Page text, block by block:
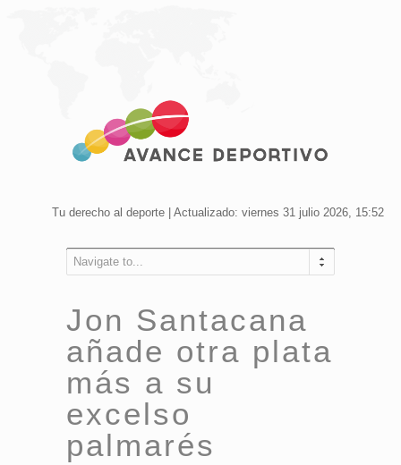
Tu derecho al deporte | Actualizado: viernes 31 julio 2026, 15:52
Navigate to...
Jon Santacana
añade otra plata
más a su
excelso
palmarés